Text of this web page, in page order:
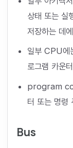
상태 또는 실
저장하는 데
일부 CPU에
로그램 카운
program
터 또는 명령
Bus